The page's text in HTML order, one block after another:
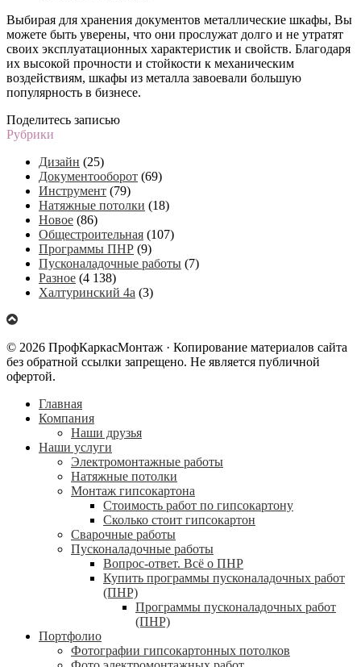
Выбирая для хранения документов металлические шкафы, Вы
можете быть уверены, что они прослужат долго и не утратят
своих эксплуатационных характеристик и свойств. Благодаря
их высокой прочности и стойкости к механическим
воздействиям, шкафы из металла завоевали большую
популярность в бизнесе.
Поделитесь записью
Рубрики
Дизайн (25)
Документооборот (69)
Инструмент (79)
Натяжные потолки (18)
Новое (86)
Общестроительная (107)
Программы ПНР (9)
Пусконаладочные работы (7)
Разное (4 138)
Халтуринский 4а (3)
© 2026 ПрофКаркасМонтаж · Копирование материалов сайта
без обратной ссылки запрещено. Не является публичной
офертой.
Главная
Компания
Наши друзья
Наши услуги
Электромонтажные работы
Натяжные потолки
Монтаж гипсокартона
Стоимость работ по гипсокартону
Сколько стоит гипсокартон
Сварочные работы
Пусконаладочные работы
Вопрос-ответ. Всё о ПНР
Купить программы пусконаладочных работ
(ПНР)
Программы пусконаладочных работ
(ПНР)
Портфолио
Фотографии гипсокартонных потолков